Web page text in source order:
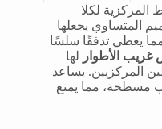
لكلا
المتساوي يجعلها
مما يعطي تدفقًا سلسًا
الأطوار لها
المركزيين. يساعد
مسطحة، مما يمنع